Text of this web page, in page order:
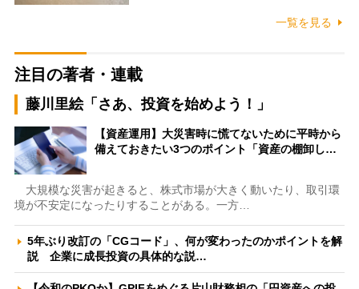
一覧を見る
注目の著者・連載
藤川里絵「さあ、投資を始めよう！」
【資産運用】大災害時に慌てないために平時から
備えておきたい3つのポイント「資産の棚卸し…
大規模な災害が起きると、株式市場が大きく動いたり、取引環
境が不安定になったりすることがある。一方…
5年ぶり改訂の「CGコード」、何が変わったのかポイントを解
説 企業に成長投資の具体的な説…